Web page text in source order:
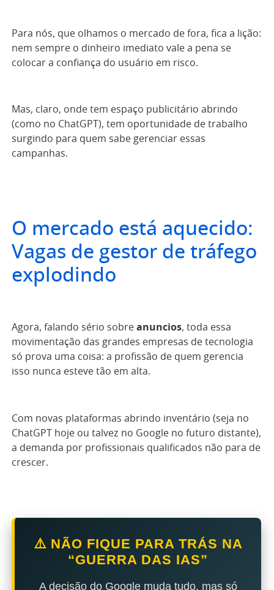
Para nós, que olhamos o mercado de fora, fica a lição:
nem sempre o dinheiro imediato vale a pena se
colocar a confiança do usuário em risco.
Mas, claro, onde tem espaço publicitário abrindo
(como no ChatGPT), tem oportunidade de trabalho
surgindo para quem sabe gerenciar essas
campanhas.
O mercado está aquecido:
Vagas de gestor de tráfego
explodindo
Agora, falando sério sobre anuncios, toda essa
movimentação das grandes empresas de tecnologia
só prova uma coisa: a profissão de quem gerencia
isso nunca esteve tão em alta.
Com novas plataformas abrindo inventário (seja no
ChatGPT hoje ou talvez no Google no futuro distante),
a demanda por profissionais qualificados não para de
crescer.
⚠️ NÃO FIQUE PARA TRÁS NA
“GUERRA DAS IAS”
A decisão do Google muda tudo, mas só